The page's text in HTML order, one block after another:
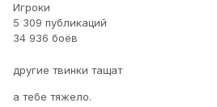
Игроки
5 309 публикаций
34 936 боёв
другие твинки тащат
а тебе тяжело.